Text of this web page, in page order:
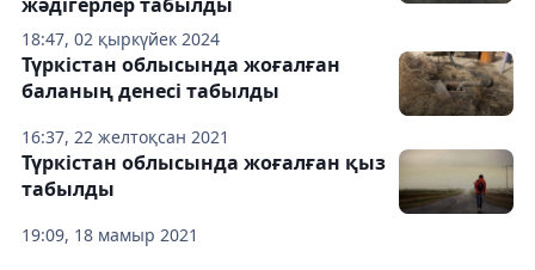
18:47, 02 қыркүйек 2024
16:37, 22 желтоқсан 2021
Түркістан облысында жоғалған
баланың денесі табылды
19:09, 18 мамыр 2021
Түркістан облысында жоғалған қыз
табылды